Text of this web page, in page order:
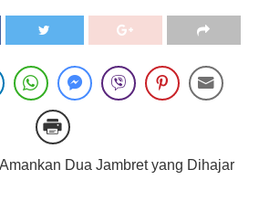
Dua Jambret yang Dihajar